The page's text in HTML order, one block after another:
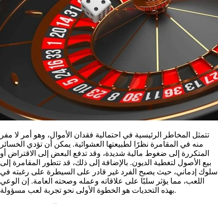
تتمثل المخاطر الرئيسية في احتمالية فقدان الأموال، وهو أمر لا مفر
منه في المقامرة نظرًا لطبيعتها العشوائية. يمكن أن تؤدي الخسائر
المتكررة إلى ضغوط مالية شديدة، وقد تدفع البعض إلى الاقتراض أو
بيع الأصول لتغطية الديون. بالإضافة إلى ذلك، قد تتطور المقامرة إلى
سلوك إدماني، حيث يصبح الفرد غير قادر على السيطرة على رغبته في
اللعب، مما يؤثر سلبًا على علاقاته وعمله وصحته العامة. إن الوعي
بهذه التحديات هو الخطوة الأولى نحو تجربة لعب مسؤولة.